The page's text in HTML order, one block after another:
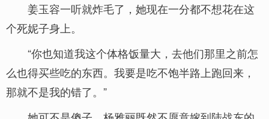
姜玉容一听就炸毛了，她现在一分都不想花在这
个死妮子身上。
“你也知道我这个体格饭量大，去他们那里之前怎
么也得买些吃的东西。我要是吃不饱半路上跑回来，
那就不是我的错了。”